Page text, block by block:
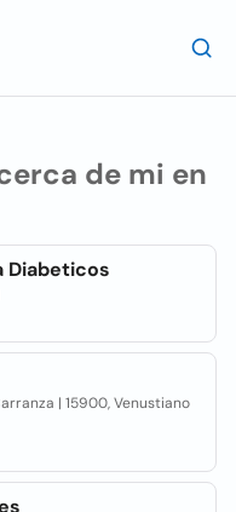
de mi en
Diabeticos
| 15900, Venustiano